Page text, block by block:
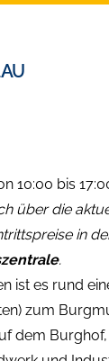
10:00 bis
über die
in
.
ist es rund
zum
dem